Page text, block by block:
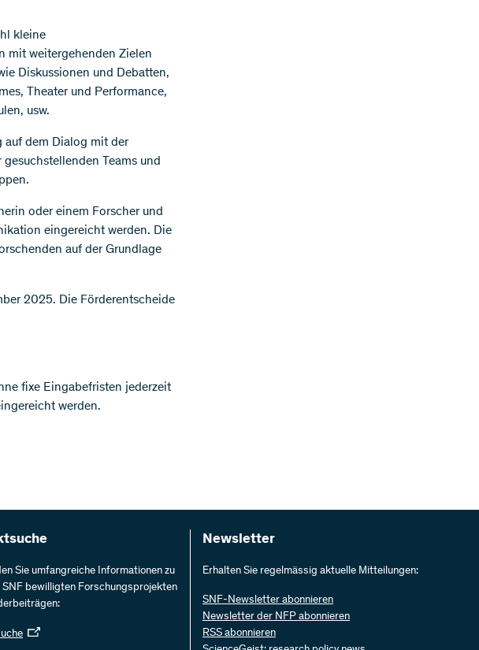
kleine
mit weitergehenden Zielen
Diskussionen und Debatten,
Theater und Performance,
usw.
auf dem Dialog mit der
Teams und
oder einem Forscher und
eingereicht werden. Die
auf der Grundlage
2025. Die Förderentscheide
fixe Eingabefristen jederzeit
werden.
Sie umfangreiche Informationen zu
SNF bewilligten Forschungsprojekten
Newsletter
Erhalten Sie regelmässig aktuelle Mitteilungen:
SNF-Newsletter abonnieren
Newsletter der NFP abonnieren
RSS abonnieren